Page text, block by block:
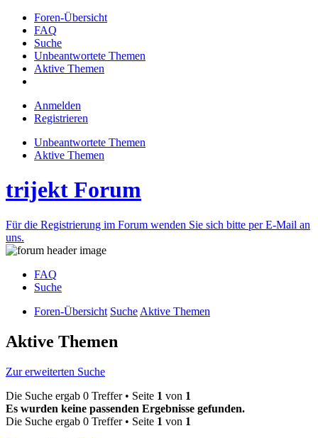
Foren-Übersicht
FAQ
Suche
Unbeantwortete Themen
Aktive Themen
Anmelden
Registrieren
Unbeantwortete Themen
Aktive Themen
trijekt Forum
Für die Registrierung im Forum wenden Sie sich bitte per E-Mail an
uns.
FAQ
Suche
Foren-Übersicht Suche Aktive Themen
Aktive Themen
Zur erweiterten Suche
Die Suche ergab 0 Treffer • Seite 1 von 1
Es wurden keine passenden Ergebnisse gefunden.
Die Suche ergab 0 Treffer • Seite 1 von 1